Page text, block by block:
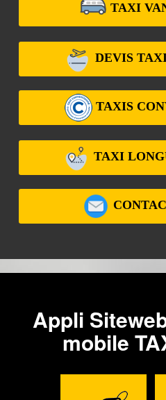
TAXI
DEVIS
TAXIS
TAXI
Appli
mobile